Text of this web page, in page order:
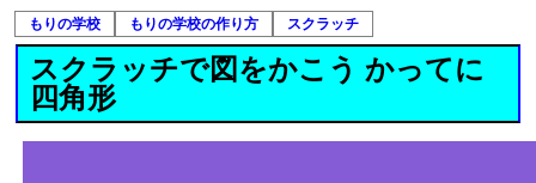
もりの学校 もりの学校の作り方 スクラッチ
スクラッチで図をかこう かってに
四角形